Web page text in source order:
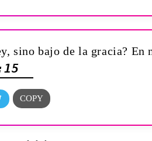
sino bajo de la gracia? En